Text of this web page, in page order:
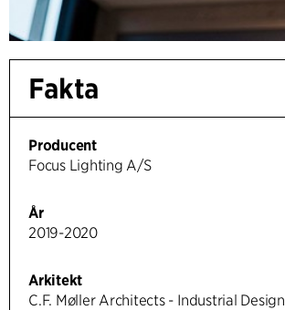
Fakta
Producent
Focus Lighting A/S
År
2019-2020
Arkitekt
C.F. Møller Architects - Industrial Design